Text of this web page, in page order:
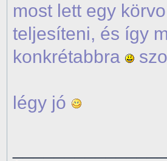
most lett egy
teljesíteni, és így
konkrétabbra
légy jó